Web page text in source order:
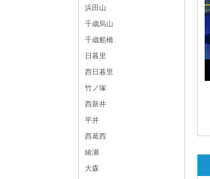
浜田山
千歳烏山
千歳船橋
日暮里
西日暮里
竹ノ塚
西新井
平井
西葛西
綾瀬
大森